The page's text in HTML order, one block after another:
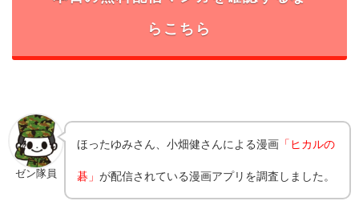
らこちら
ゼン隊員
ほったゆみさん、小畑健さんによる漫画 「ヒカルの
碁」が配信されている漫画アプリを調査しました。